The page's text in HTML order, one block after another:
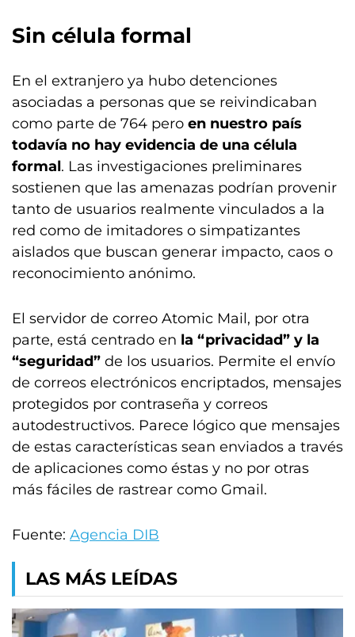
Sin célula formal
En el extranjero ya hubo detenciones
asociadas a personas que se reivindicaban
como parte de 764 pero en nuestro país
todavía no hay evidencia de una célula
formal. Las investigaciones preliminares
sostienen que las amenazas podrían provenir
tanto de usuarios realmente vinculados a la
red como de imitadores o simpatizantes
aislados que buscan generar impacto, caos o
reconocimiento anónimo.
El servidor de correo Atomic Mail, por otra
parte, está centrado en la “privacidad” y la
“seguridad” de los usuarios. Permite el envío
de correos electrónicos encriptados, mensajes
protegidos por contraseña y correos
autodestructivos. Parece lógico que mensajes
de estas características sean enviados a través
de aplicaciones como éstas y no por otras
más fáciles de rastrear como Gmail.
Fuente: Agencia DIB
LAS MÁS LEÍDAS